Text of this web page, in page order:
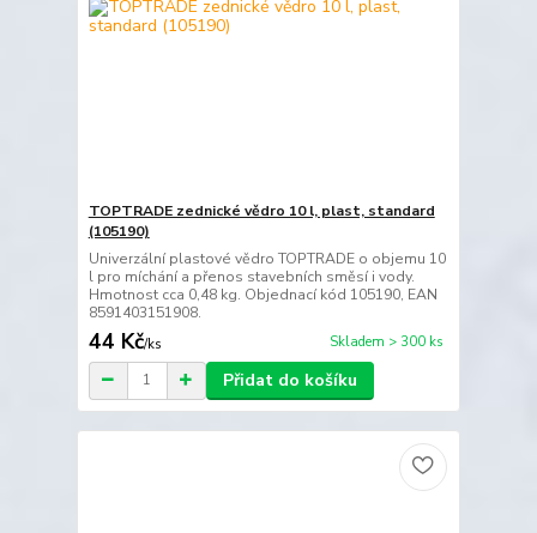
TOPTRADE zednické vědro 10 l, plast, standard
(105190)
Univerzální plastové vědro TOPTRADE o objemu 10
l pro míchání a přenos stavebních směsí i vody.
Hmotnost cca 0,48 kg. Objednací kód 105190, EAN
8591403151908.
44 Kč/ks Skladem > 300 ks
Přidat do košíku